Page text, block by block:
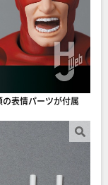
表情パーツが付属